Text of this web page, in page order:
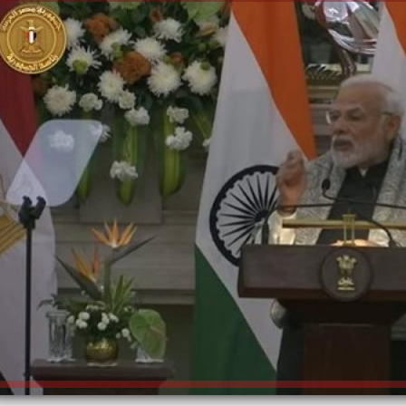
إلهام شرشر تكتب: دي مبقتش كورة..
دي سياسة
الكاتبة إلهام شرشر تهنئ الرئيس
السيسي بعيد ميلاده وتُشيد بجهوده
في بناء الدولة